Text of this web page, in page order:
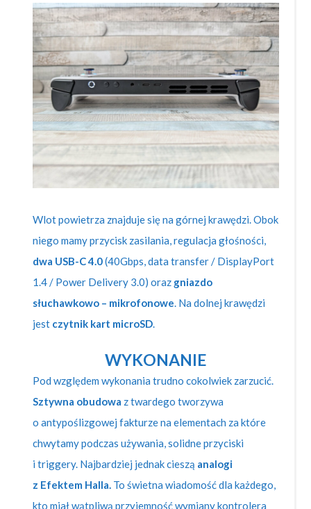
Wlot powietrza znajduje się na górnej krawędzi. Obok
niego mamy przycisk zasilania, regulacja głośności,
dwa USB-C 4.0(40Gbps, data transfer / DisplayPort
1.4 / Power Delivery 3.0) oraz gniazdo
słuchawkowo – mikrofonowe. Na dolnej krawędzi
jest czytnik kart microSD.
WYKONANIE
Pod względem wykonania trudno cokolwiek zarzucić.
Sztywna obudowa z twardego tworzywa
o antypoślizgowej fakturze na elementach za które
chwytamy podczas używania, solidne przyciski
i triggery. Najbardziej jednak cieszą analogi
z Efektem Halla. To świetna wiadomość dla każdego,
kto miał wątpliwą przyjemność wymiany kontrolera